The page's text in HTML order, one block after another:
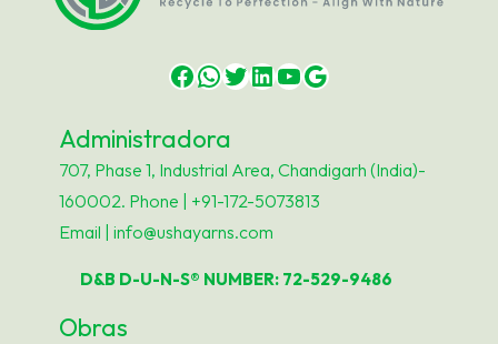
Facebook
WhatsApp
Twitter
LinkedIn
YouTube
Google
Administradora
707, Phase 1, Industrial Area, Chandigarh (India)-
160002. Phone | +91-172-5073813
Email | info@ushayarns.com
D&B D-U-N-S® NUMBER: 72-529-9486
Obras